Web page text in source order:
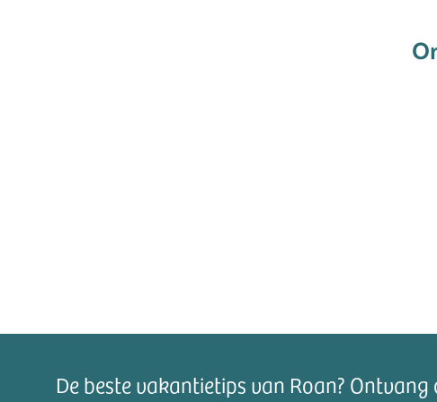
De beste vakantietips van Roan?